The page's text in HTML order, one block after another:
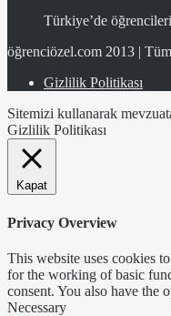
Türkiye’de
öğrenciözel.com 2013 | Tüm
Gizlilik Politikası
Sitemizi kullanarak
Gizlilik Politikası
Kapat
Privacy Overview
This website uses cookies
for the working of basic
consent. You also have the
Necessary